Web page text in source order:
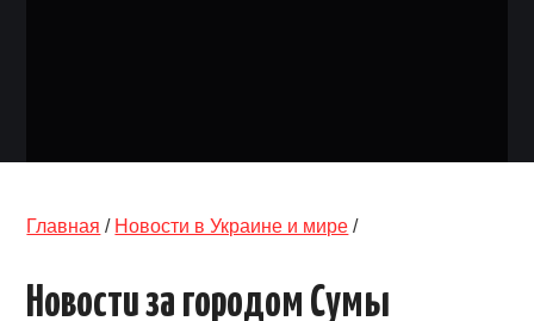
Главная / Новости в Украине и мире /
Новости за городом Сумы